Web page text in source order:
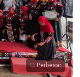
Perbesar